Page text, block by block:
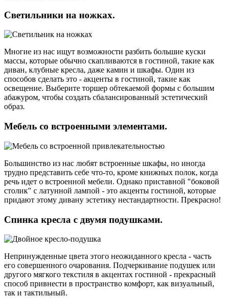
Светильники на ножках.
Многие из нас ищут возможности разбить большие куски
массы, которые обычно скапливаются в гостиной, такие как
диван, клубные кресла, даже камин и шкафы. Один из
способов сделать это - акценты в гостиной, такие как
освещение. Выберите торшер обтекаемой формы с большим
абажуром, чтобы создать сбалансированный эстетический
образ.
Мебель со встроенными элементами.
Большинство из нас любят встроенные шкафы, но иногда
трудно представить себе что-то, кроме книжных полок, когда
речь идет о встроенной мебели. Однако приставной "боковой
столик" с латунной лампой - это акценты гостиной, которые
придают этому дивану эстетику нестандартности. Прекрасно!
Спинка кресла с двумя подушками.
Непринужденные цвета этого неожиданного кресла - часть
его совершенного очарования. Подчеркивание подушек или
другого мягкого текстиля в акцентах гостиной - прекрасный
способ привнести в пространство комфорт, как визуальный,
так и тактильный.